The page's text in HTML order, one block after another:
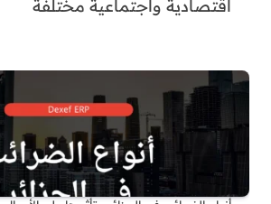
اقتصادية واجتماعية مختلفة